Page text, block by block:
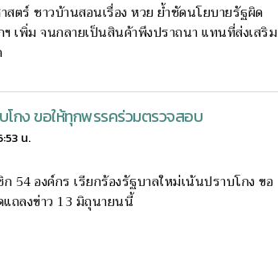
สตร์ ชาวบ้านสอนเรื่อง หวย ย้ำชัดนโยบายรัฐผิด
เพิ่ม จนกลายเป็นสินค้าพึงปราถนา แทนที่ส่งเสริม
โกง ขอให้ทุกพรรคร่วมตรวจสอบ
น.
54 องค์กร เรียกร้องรัฐบาลใหม่เน้นปราบโกง ขอ
แถลงข่าว 13 มิถุนายนนี้